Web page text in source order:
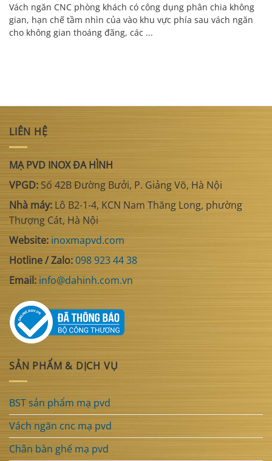
Vách ngăn CNC phòng khách có công dụng phân chia không
gian, hạn chế tầm nhìn của vào khu vực phía sau vách ngăn
cho không gian thoáng đãng, các ...
LIÊN HỆ
MẠ PVD INOX ĐA HÌNH
VPGD:Số 42B Đường Bưởi, P. Giảng Võ, Hà Nội
Nhà máy: Lô B2-1-4, KCN Nam Thăng Long, phường
Thượng Cát, Hà Nội
Website: inoxmapvd.com
Hotline / Zalo:098 923 44 38
Email: info@dahinh.com.vn
SẢN PHẨM & DỊCH VỤ
BST sản phẩm mạ pvd
Vách ngăn cnc mạ pvd
Chân bàn ghế mạ pvd